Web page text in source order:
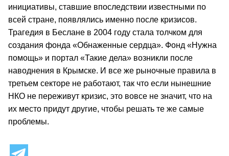
инициативы, ставшие впоследствии известными по
всей стране, появлялись именно после кризисов.
Трагедия в Беслане в 2004 году стала толчком для
создания фонда «Обнаженные сердца». Фонд «Нужна
помощь» и портал «Такие дела» возникли после
наводнения в Крымске. И все же рыночные правила в
третьем секторе не работают, так что если нынешние
НКО не переживут кризис, это вовсе не значит, что на
их место придут другие, чтобы решать те же самые
проблемы.